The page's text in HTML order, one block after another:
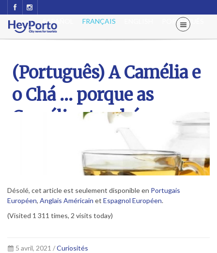
PORTUGUÊS
FRANÇAIS
ESPAÑOL
(Português) A Camélia e
o Chá … porque as
Camélias também se
Désolé, cet article est seulement disponible en Portugais
Européen, Anglais Américain et Espagnol Européen.
(Visited 1 311 times, 2 visits today)
5 avril, 2021 /Curiosités